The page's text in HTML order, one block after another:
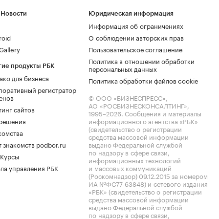
продукты РБК
для бизнеса
регистратор
сайтов
знакомств podbor.ru
управления РБК
Юридическая информация
Информация об ограничениях
О соблюдении авторских прав
Пользовательское соглашение
Политика в отношении обработки
персональных данных
Политика обработки файлов cookie
© ООО «БИЗНЕСПРЕСС»,
АО «РОСБИЗНЕСКОНСАЛТИНГ»,
1995–2026. Сообщения и материалы
информационного агентства «РБК»
(свидетельство о регистрации
средства массовой информации
выдано Федеральной службой
по надзору в сфере связи,
информационных технологий
и массовых коммуникаций
(Роскомнадзор) 09.12.2015 за номером
ИА №ФС77-63848) и сетевого издания
«РБК» (свидетельство о регистрации
средства массовой информации
выдано Федеральной службой
по надзору в сфере связи,